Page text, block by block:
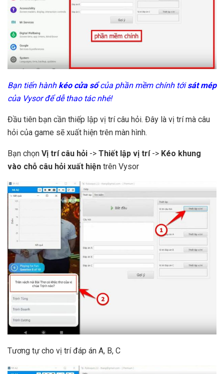
Bạn tiến hành kéo cửa sổcủa phần mềm chính tớisát mép
của Vysor để dễ thao tác nhé!
Đầu tiên bạn cần thiếp lập vị trí câu hỏi. Đây là vị trí mà câu
hỏi của game sẽ xuất hiện trên màn hình.
Bạn chọn Vị trí câu hỏi -> Thiết lập vị trí-> Kéo khung
vào chỗ câu hỏi xuất hiện trên Vysor
Tương tự cho vị trí đáp án A, B, C